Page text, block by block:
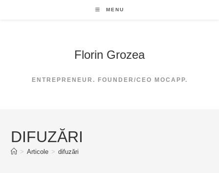
MENU
Florin Grozea
ENTREPRENEUR. FOUNDER/CEO MOCAPP.
DIFUZĂRI
> Articole > difuzări